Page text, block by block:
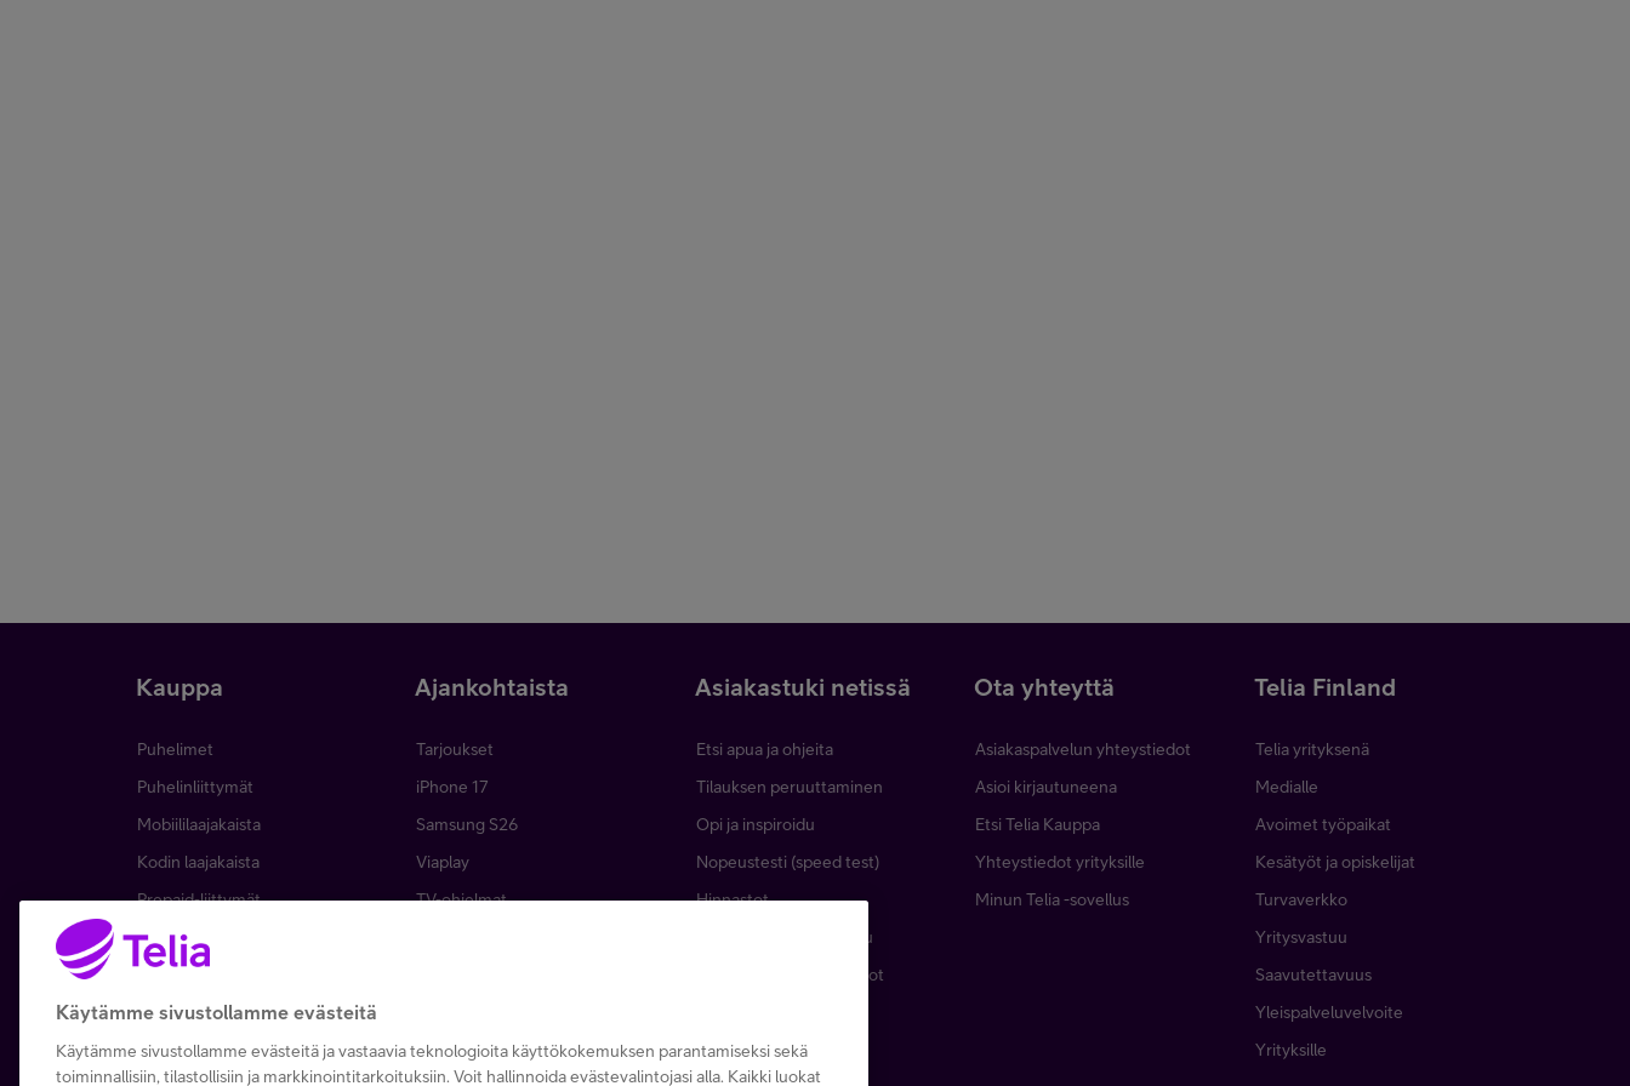
Kauppa
Puhelimet
Puhelinliittymät
Mobiililaajakaista
Kodin laajakaista
Prepaid-liittymät
TV ja viihde
Palvelut
Kierrätysetu
Ajankohtaista
Tarjoukset
iPhone 17
Samsung S26
Viaplay
TV-ohjelmat
Tilaa uutiskirje
Asiakastuki netissä
Etsi apua ja ohjeita
Tilauksen peruuttaminen
Opi ja inspiroidu
Nopeustesti (speed test)
Hinnastot
Telia Helppi -tukipalvelu
Kaapeleiden sijaintitiedot
Asiakastiedotteet
Ota yhteyttä
Asiakaspalvelun yhteystiedot
Asioi kirjautuneena
Etsi Telia Kauppa
Yhteystiedot yrityksille
Minun Telia -sovellus
Telia Finland
Telia yrityksenä
Medialle
Avoimet työpaikat
Kesätyöt ja opiskelijat
Turvaverkko
Yritysvastuu
Saavutettavuus
Yleispalveluvelvoite
Yrityksille
Käytämme sivustollamme evästeitä
Käytämme sivustollamme evästeitä ja vastaavia teknologioita käyttökokemuksen parantamiseksi sekä
toiminnallisiin, tilastollisiin ja markkinointitarkoituksiin. Voit hallinnoida evästevalintojasi alla. Kaikki luokat